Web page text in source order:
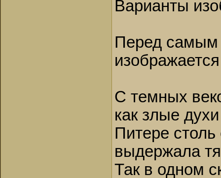
Варианты
Перед
С темных
как злые
Питере
выдержала
Так в одном